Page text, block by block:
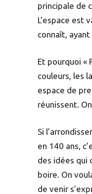
principale de
L’espace est
connaît,
Et pourquoi «
couleurs, les
espace de
réunissent.
Si
en 140 ans,
des idées qui
boire. On
de venir